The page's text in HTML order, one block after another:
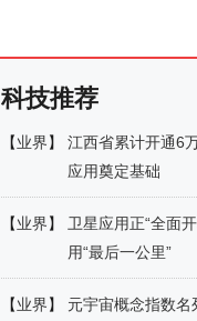
科技推荐
【业界】
江西省累计开通6
应用奠定基础
【业界】
卫星应用正“全面
用“最后一公里”
【业界】
元宇宙概念指数名